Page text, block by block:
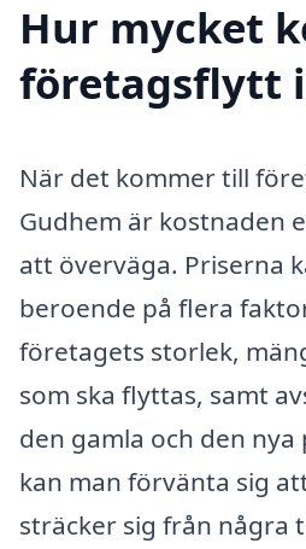
Hur mycket
företagsflytt i
När det kommer till
Gudhem är kostnaden
att överväga. Priserna
beroende på flera
företagets storlek,
som ska flyttas, samt
den gamla och den
kan man förvänta sig
sträcker sig från några